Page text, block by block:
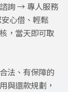
詢 → 專人服務
心借、輕鬆
，當天即可取
法、有保障的
與還款規劃，